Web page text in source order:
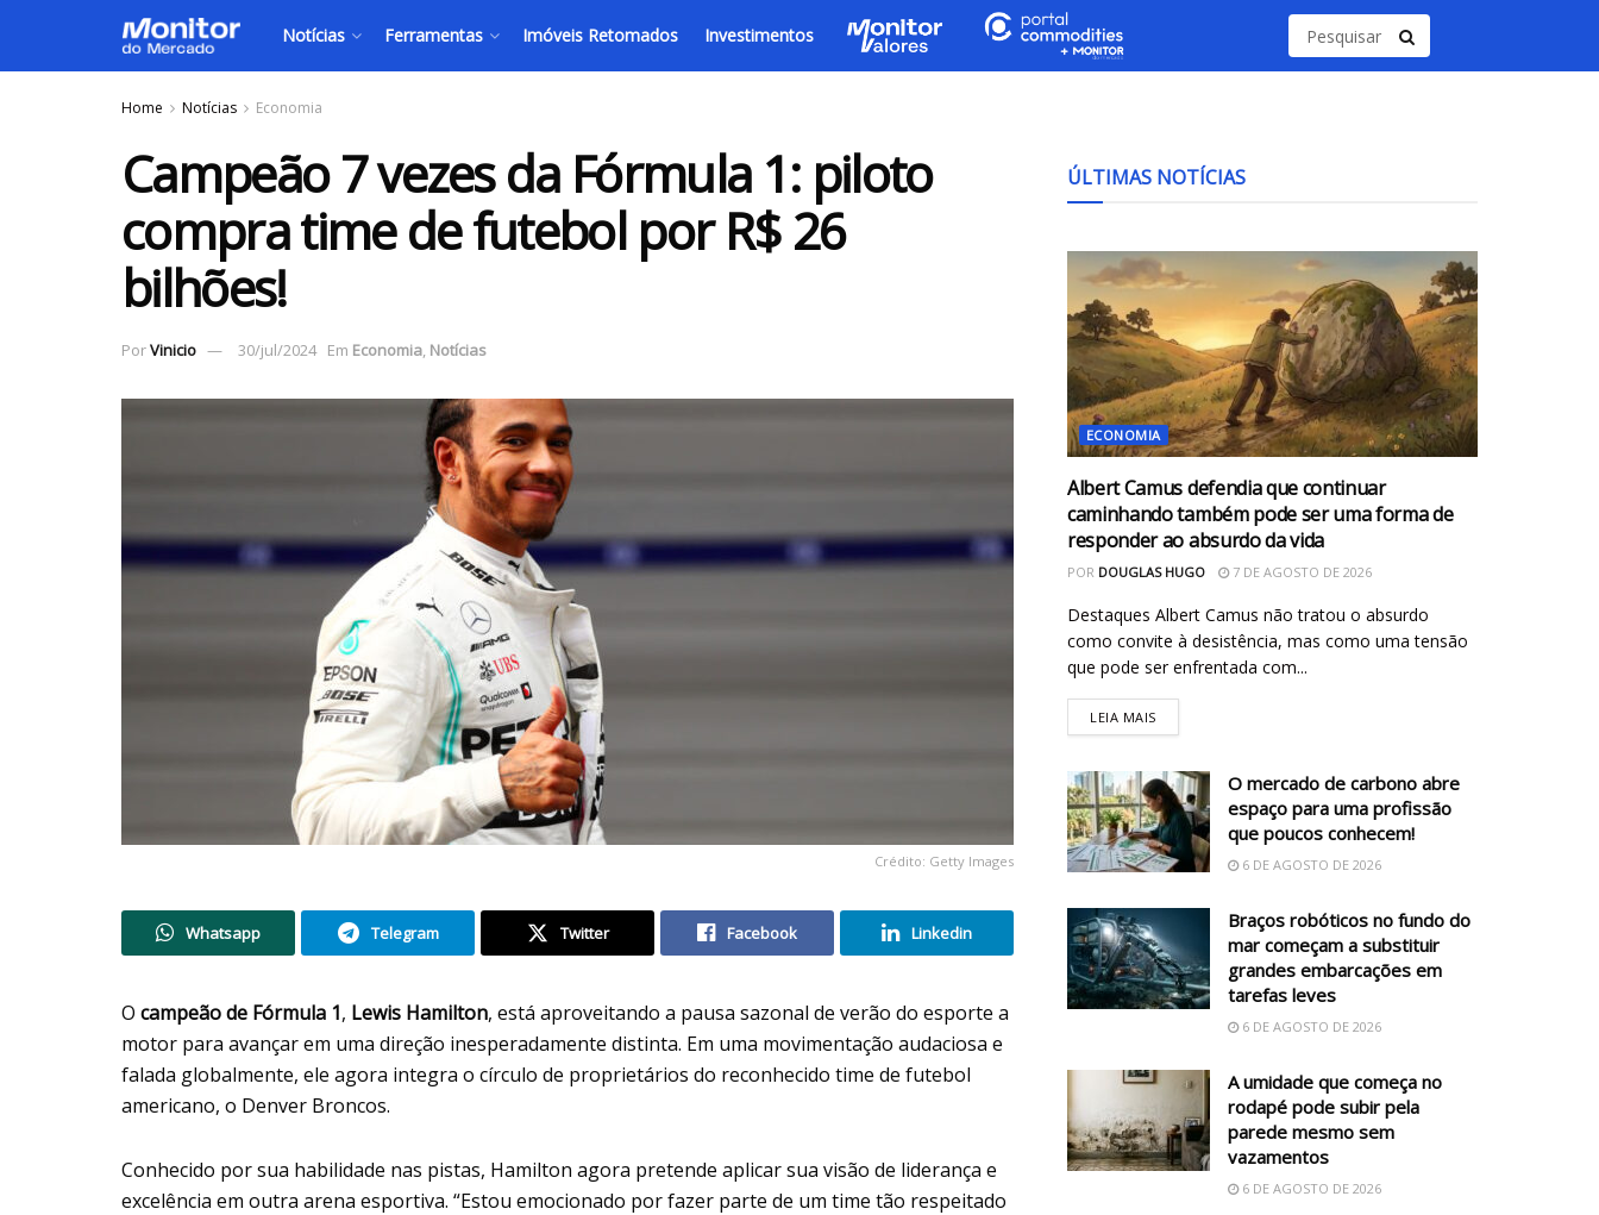
Notícias Ferramentas Imóveis Retomados Investimentos
Home Notícias Economia
Campeão 7 vezes da Fórmula 1: piloto
compra time de futebol por R$ 26
bilhões!
PorVinicio 30/jul/2024 Em Economia, Notícias
Crédito: Getty Images
Whatsapp Telegram Twitter Facebook Linkedin
O campeão de Fórmula 1, Lewis Hamilton, está aproveitando a pausa sazonal de verão do esporte a
motor para avançar em uma direção inesperadamente distinta. Em uma movimentação audaciosa e
falada globalmente, ele agora integra o círculo de proprietários do reconhecido time de futebol
americano, o Denver Broncos.
Conhecido por sua habilidade nas pistas, Hamilton agora pretende aplicar sua visão de liderança e
excelência em outra arena esportiva. “Estou emocionado por fazer parte de um time tão respeitado
ÚLTIMAS NOTÍCIAS
ECONOMIA
Albert Camus defendia que continuar
caminhando também pode ser uma forma de
responder ao absurdo da vida
POR DOUGLAS HUGO 7 DE AGOSTO DE 2026
Destaques Albert Camus não tratou o absurdo
como convite à desistência, mas como uma tensão
que pode ser enfrentada com...
LEIA MAIS
O mercado de carbono abre
espaço para uma profissão
que poucos conhecem!
6 DE AGOSTO DE 2026
Braços robóticos no fundo do
mar começam a substituir
grandes embarcações em
tarefas leves
6 DE AGOSTO DE 2026
A umidade que começa no
rodapé pode subir pela
parede mesmo sem
vazamentos
6 DE AGOSTO DE 2026